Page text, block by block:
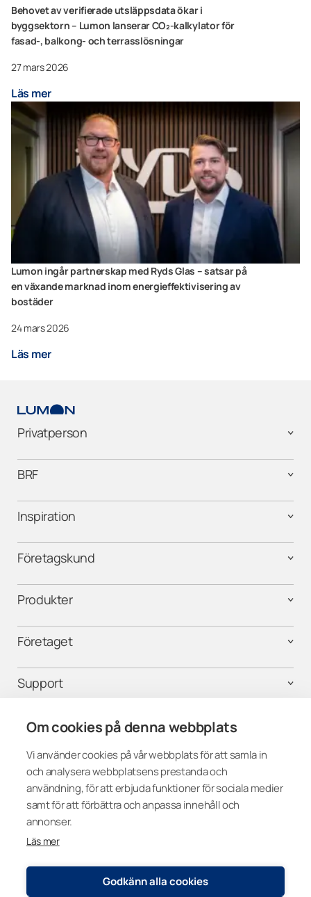
Om cookies på denna webbplats
Vi använder cookies på vår webbplats för att samla in
och analysera webbplatsens prestanda och
användning, för att erbjuda funktioner för sociala medier
samt för att förbättra och anpassa innehåll och
annonser.
Läs mer
Godkänn alla cookies
Behovet av verifierade utsläppsdata ökar i
byggsektorn – Lumon lanserar CO₂-kalkylator för
fasad-, balkong- och terrasslösningar
27 mars 2026
Läs mer
Lumon ingår partnerskap med Ryds Glas – satsar på
en växande marknad inom energieffektivisering av
bostäder
24 mars 2026
Läs mer
Privatperson
BRF
Inspiration
Företagskund
Produkter
Företaget
Support
Kontakta oss
Följ oss i sociala medier
Sweden